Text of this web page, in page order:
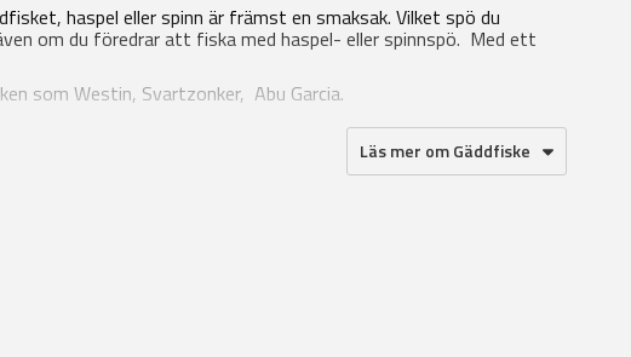
haspel eller spinn är främst en smaksak. Vilket spö du
om du föredrar att fiska med haspel- eller spinnspö. Med ett
som Westin, Svartzonker, Abu Garcia.
Läs mer om Gäddfiske